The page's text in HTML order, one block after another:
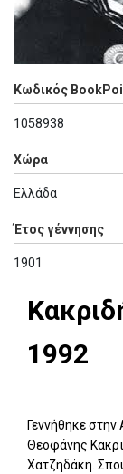
Κωδικός
1058938
Χώρα
Ελλάδα
Έτος γέννησης
1901
1992
Γεννήθηκε
Θεοφάνης
Χατζηδάκη.